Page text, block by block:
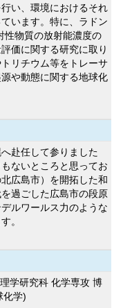
い、環境におけるそれ
います。特に、ラドン
性物質の放射能濃度の
価に関する研究に取り
リチウム等をトレーサ
や動態に関する地球化
赴任して参りました
ないところと思ってお
広島市）を開拓した和
過ごした広島市の段原
ルワールス力のような
。
学研究科 化学専攻 博
化学)